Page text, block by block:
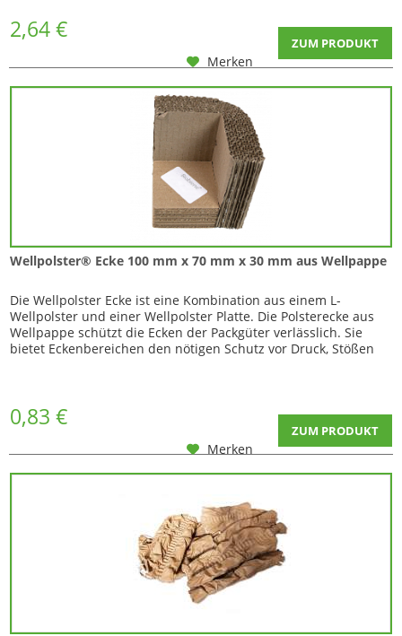
2,64 € ZUM PRODUKT
Merken
Wellpolster® Ecke 100 mm x 70 mm x 30 mm aus Wellpappe
Die Wellpolster Ecke ist eine Kombination aus einem L-
Wellpolster und einer Wellpolster Platte. Die Polsterecke aus
Wellpappe schützt die Ecken der Packgüter verlässlich. Sie
bietet Eckenbereichen den nötigen Schutz vor Druck, Stößen
0,83 € ZUM PRODUKT
Merken